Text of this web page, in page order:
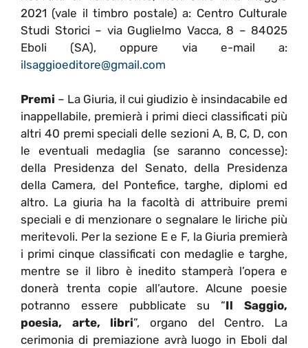
2021 (vale il timbro postale) a: Centro Culturale
Studi Storici – via Guglielmo Vacca, 8 – 84025
Eboli (SA), oppure via e-mail a:
ilsaggioeditore@gmail.com
Premi – La Giuria, il cui giudizio è insindacabile ed
inappellabile, premierà i primi dieci classificati più
altri 40 premi speciali delle sezioni A, B, C, D, con
le eventuali medaglia (se saranno concesse):
della Presidenza del Senato, della Presidenza
della Camera, del Pontefice, targhe, diplomi ed
altro. La giuria ha la facoltà di attribuire premi
speciali e di menzionare o segnalare le liriche più
meritevoli. Per la sezione E e F, la Giuria premierà
i primi cinque classificati con medaglie e targhe,
mentre se il libro è inedito stamperà l’opera e
donerà trenta copie all’autore. Alcune poesie
potranno essere pubblicate su “Il Saggio,
poesia, arte, libri”, organo del Centro. La
cerimonia di premiazione avrà luogo in Eboli dal